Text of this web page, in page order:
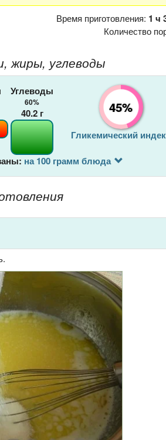
Время приготовления: 1 ч
Количество
жиры, углеводы
Углеводы
60%
40.2г 45%
Гликемический
на 100 грамм блюда